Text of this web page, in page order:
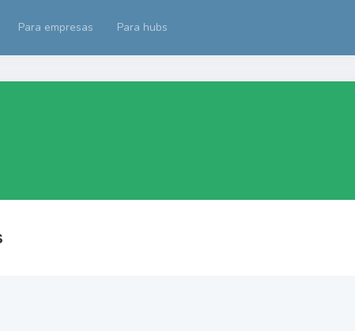
Para empresas Para hubs